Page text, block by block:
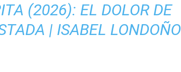
(2026): EL DOLOR DE
| ISABEL LONDOÑO